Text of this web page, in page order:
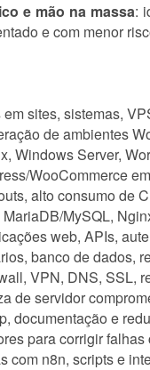
e mão na massa:
e com menor
sites, sistemas,
de ambientes
Windows Server,
WooCommerce
alto consumo de
MySQL,
web, APIs,
banco de dados,
VPN, DNS, SSL,
de servidor
documentação e
para corrigir
com n8n, scripts e